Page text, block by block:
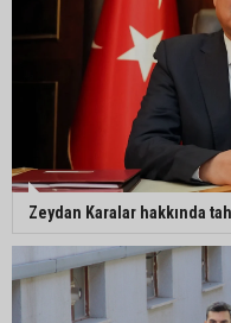
Zeydan Karalar hakkında